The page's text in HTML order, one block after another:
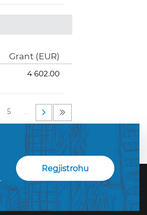
Grant (EUR)
4 602.00
5 …